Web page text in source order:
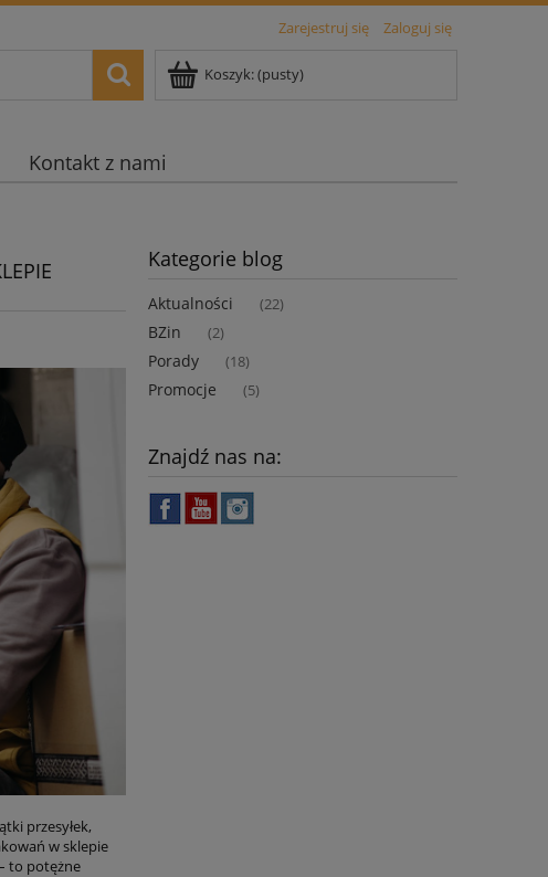
Zarejestruj się Zaloguj się
Koszyk:(pusty)
Kontakt z nami
przesyłek,
w sklepie
to potężne
Kategorie blog
Aktualności (22)
BZin (2)
Porady (18)
Promocje (5)
Znajdź nas na: